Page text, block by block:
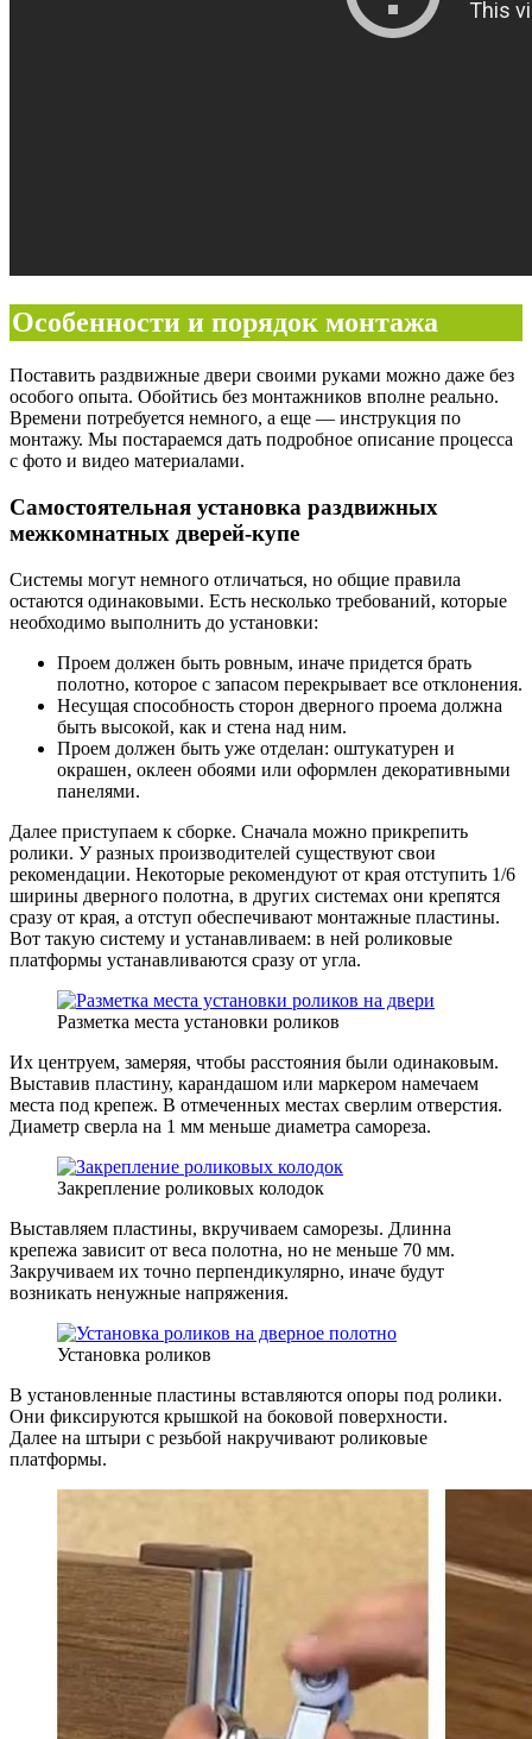
Особенности и порядок монтажа
Поставить раздвижные двери своими руками можно даже без
особого опыта. Обойтись без монтажников вполне реально.
Времени потребуется немного, а еще — инструкция по
монтажу. Мы постараемся дать подробное описание процесса
с фото и видео материалами.
Самостоятельная установка раздвижных
межкомнатных дверей-купе
Системы могут немного отличаться, но общие правила
остаются одинаковыми. Есть несколько требований, которые
необходимо выполнить до установки:
Проем должен быть ровным, иначе придется брать
полотно, которое с запасом перекрывает все отклонения.
Несущая способность сторон дверного проема должна
быть высокой, как и стена над ним.
Проем должен быть уже отделан: оштукатурен и
окрашен, оклеен обоями или оформлен декоративными
панелями.
Далее приступаем к сборке. Сначала можно прикрепить
ролики. У разных производителей существуют свои
рекомендации. Некоторые рекомендуют от края отступить 1/6
ширины дверного полотна, в других системах они крепятся
сразу от края, а отступ обеспечивают монтажные пластины.
Вот такую систему и устанавливаем: в ней роликовые
платформы устанавливаются сразу от угла.
Разметка места установки роликов
Их центруем, замеряя, чтобы расстояния были одинаковым.
Выставив пластину, карандашом или маркером намечаем
места под крепеж. В отмеченных местах сверлим отверстия.
Диаметр сверла на 1 мм меньше диаметра самореза.
Закрепление роликовых колодок
Выставляем пластины, вкручиваем саморезы. Длинна
крепежа зависит от веса полотна, но не меньше 70 мм.
Закручиваем их точно перпендикулярно, иначе будут
возникать ненужные напряжения.
Установка роликов
В установленные пластины вставляются опоры под ролики.
Они фиксируются крышкой на боковой поверхности.
Далее на штыри с резьбой накручивают роликовые
платформы.